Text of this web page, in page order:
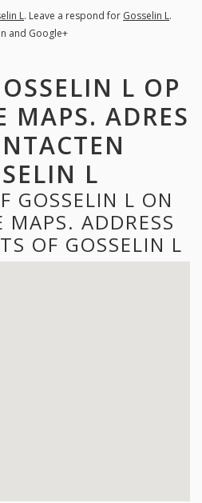
L. Leave a respond for Gosselin L.
and Google+
L OP
MAPS. ADRES
L
GOSSELIN L ON
MAPS. ADDRESS
OF GOSSELIN L